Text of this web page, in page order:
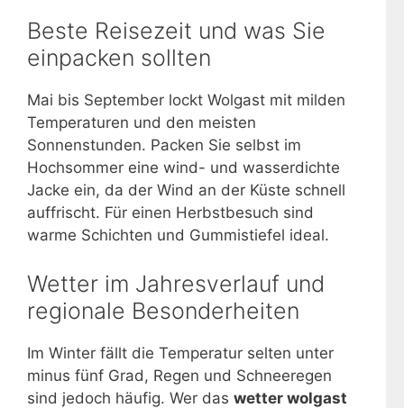
Beste Reisezeit und was Sie
einpacken sollten
Mai bis September lockt Wolgast mit milden
Temperaturen und den meisten
Sonnenstunden. Packen Sie selbst im
Hochsommer eine wind- und wasserdichte
Jacke ein, da der Wind an der Küste schnell
auffrischt. Für einen Herbstbesuch sind
warme Schichten und Gummistiefel ideal.
Wetter im Jahresverlauf und
regionale Besonderheiten
Im Winter fällt die Temperatur selten unter
minus fünf Grad, Regen und Schneeregen
sind jedoch häufig. Wer das wetter wolgast